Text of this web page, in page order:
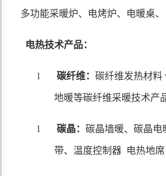
多功能采暖炉、电烤炉、电暖桌
电热技术产品：
l 碳纤维： 碳纤维发热材料
地暖等碳纤维采暖技术产
l 碳晶： 碳晶墙暖、碳晶电
带、温度控制器 电热地席